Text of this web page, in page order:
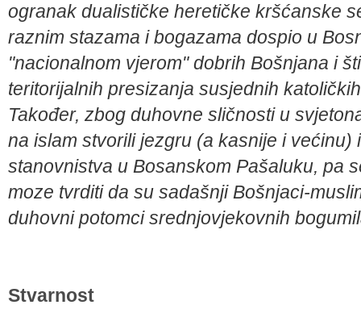
ogranak dualističke heretičke kršćanske
raznim stazama i bogazama dospio u
"nacionalnom vjerom" dobrih Bošnjana i
teritorijalnih presizanja susjednih
Također, zbog duhovne sličnosti u
na islam stvorili jezgru (a kasnije i
stanovnistva u Bosanskom Pašaluku, pa
moze tvrditi da su sadašnji Bošnjaci-
duhovni potomci srednjovjekovnih
Stvarnost